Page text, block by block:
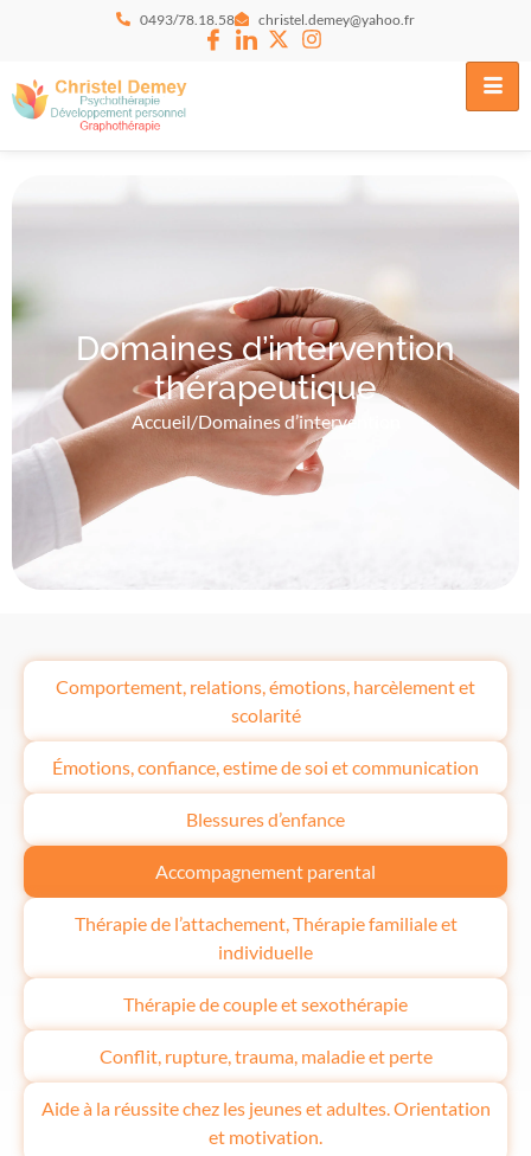
0493/78.18.58 christel.demey@yahoo.fr
Domaines d’intervention
thérapeutique
Accueil/Domaines d’intervention
Comportement, relations, émotions, harcèlement et
scolarité
Émotions, confiance, estime de soi et communication
Blessures d’enfance
Accompagnement parental
Thérapie de l’attachement, Thérapie familiale et
individuelle
Thérapie de couple et sexothérapie
Conflit, rupture, trauma, maladie et perte
Aide à la réussite chez les jeunes et adultes. Orientation
et motivation.